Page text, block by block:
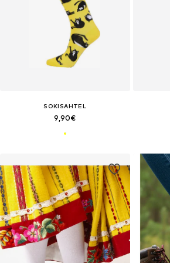
SOKISAHTEL
9,90€